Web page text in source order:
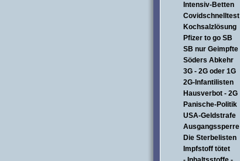
Intensiv-Betten
Covidschnelltest
Kochsalzlösung
Pfizer to go SB
SB nur Geimpfte
Söders Abkehr
3G - 2G oder 1G
2G-Infantilisten
Hausverbot - 2G
Panische-Politik
USA-Geldstrafe
Ausgangssperre
Die Sterbelisten
Impfstoff tötet